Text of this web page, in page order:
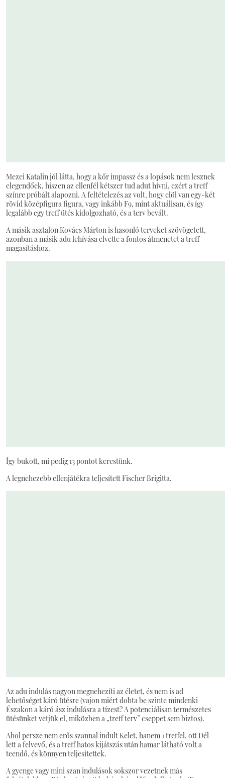
Mezei Katalin jól látta, hogy a kőr impassz és a lopások nem lesznek
elegendőek, hiszen az ellenfél kétszer tud adut hívni, ezért a treff
színre próbált alapozni. A feltételezés az volt, hogy elöl van egy-két
rövid középfigura figura, vagy inkább F9, mint aktuálisan, és így
legalább egy treff ütés kidolgozható, és a terv bevált.
A másik asztalon Kovács Márton is hasonló terveket szövögetett,
azonban a másik adu lehívása elvette a fontos átmenetet a treff
magasításhoz.
Így bukott, mi pedig 13 pontot kerestünk.
A legnehezebb ellenjátékra teljesített Fischer Brigitta.
Az adu indulás nagyon megnehezíti az életet, és nem is ad
lehetőséget káró ütésre (vajon miért dobta be szinte mindenki
Északon a káró ász indulásra a tízest? A potenciálisan természetes
ütésünket vetjük el, miközben a „treff terv” cseppet sem biztos).
Ahol persze nem erős szannal indult Kelet, hanem 1 treffel, ott Dél
lett a felvevő, és a treff hatos kijátszás után hamar látható volt a
teendő, és könnyen teljesítettek.
A gyenge vagy mini szan indulások sokszor vezetnek más